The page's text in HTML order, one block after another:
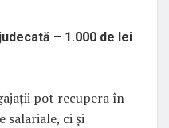
– 1.000 de lei
pot recupera în
salariale, ci și